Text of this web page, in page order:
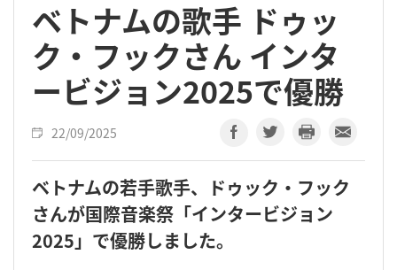
ベトナムの歌手 ドゥッ
ク・フックさん インタ
ービジョン2025で優勝
22/09/2025
ベトナムの若手歌手、ドゥック・フック
さんが国際音楽祭「インタービジョン
2025」で優勝しました。